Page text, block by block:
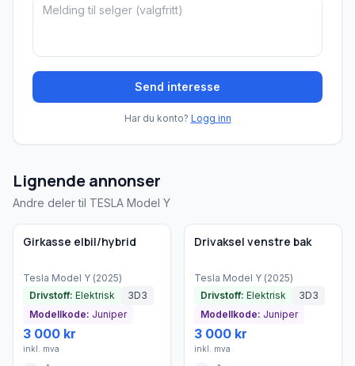
Send interesse
Har du konto? Logg inn
Lignende annonser
Andre deler til TESLA Model Y
Brukt - som ny
Bedrift
Girkasse elbil/hybrid
Tesla Model Y (2025)
Drivstoff: Elektrisk
3D3
Modellkode: Juniper
3 000 kr
inkl. mva
Bedrift
Drivaksel venstre bak
Tesla Model Y (2025)
Drivstoff: Elektrisk
3D3
Modellkode: Juniper
3 000 kr
inkl. mva